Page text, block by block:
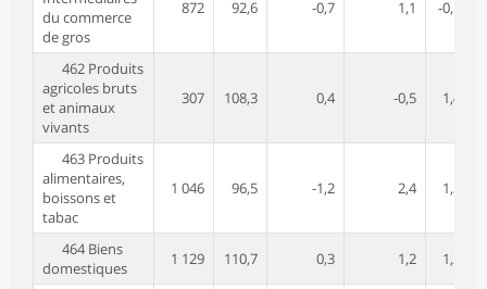
du commerce
de gros
872 92,6 -0,7 1,1 -0,5
462 Produits
agricoles bruts
et animaux
vivants
307 108,3 0,4 -0,5 1,4
463 Produits
alimentaires,
boissons et
tabac
1 046 96,5 -1,2 2,4 1,3
464 Biens
domestiques
1 129 110,7 0,3 1,2 1,2